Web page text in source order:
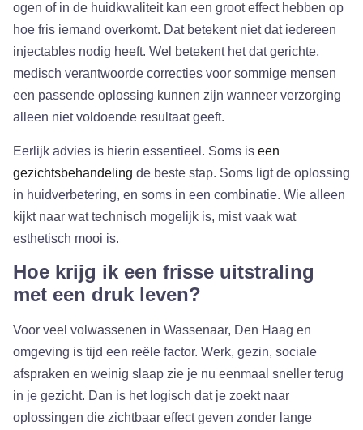
ogen of in de huidkwaliteit kan een groot effect hebben op
hoe fris iemand overkomt. Dat betekent niet dat iedereen
injectables nodig heeft. Wel betekent het dat gerichte,
medisch verantwoorde correcties voor sommige mensen
een passende oplossing kunnen zijn wanneer verzorging
alleen niet voldoende resultaat geeft.
Eerlijk advies is hierin essentieel. Soms is een
gezichtsbehandeling de beste stap. Soms ligt de oplossing
in huidverbetering, en soms in een combinatie. Wie alleen
kijkt naar wat technisch mogelijk is, mist vaak wat
esthetisch mooi is.
Hoe krijg ik een frisse uitstraling
met een druk leven?
Voor veel volwassenen in Wassenaar, Den Haag en
omgeving is tijd een reële factor. Werk, gezin, sociale
afspraken en weinig slaap zie je nu eenmaal sneller terug
in je gezicht. Dan is het logisch dat je zoekt naar
oplossingen die zichtbaar effect geven zonder lange